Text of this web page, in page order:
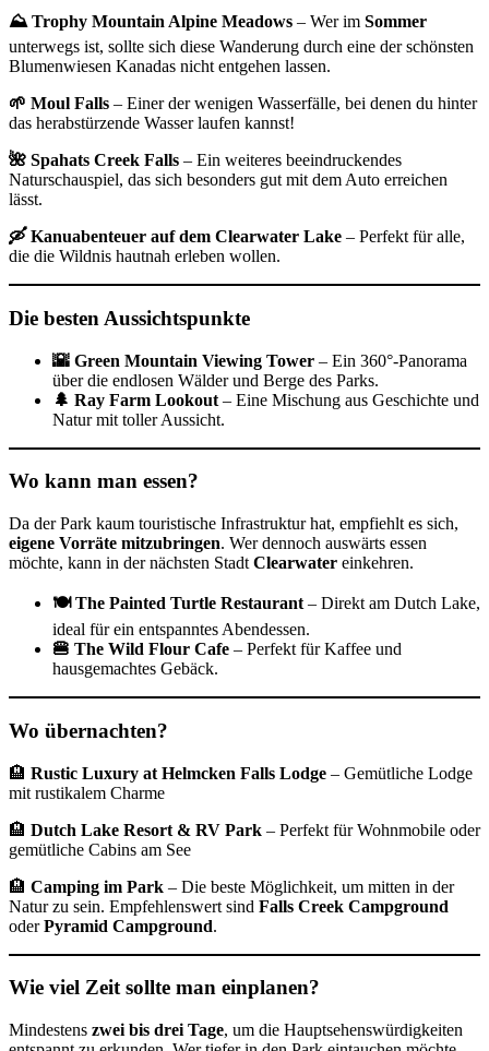
⛰ Trophy Mountain Alpine Meadows – Wer im Sommer
unterwegs ist, sollte sich diese Wanderung durch eine der schönsten
Blumenwiesen Kanadas nicht entgehen lassen.
🌱 Moul Falls – Einer der wenigen Wasserfälle, bei denen du hinter
das herabstürzende Wasser laufen kannst!
🌺 Spahats Creek Falls – Ein weiteres beeindruckendes
Naturschauspiel, das sich besonders gut mit dem Auto erreichen
lässt.
🛶 Kanuabenteuer auf dem Clearwater Lake – Perfekt für alle,
die die Wildnis hautnah erleben wollen.
Die besten Aussichtspunkte
🌇 Green Mountain Viewing Tower – Ein 360°-Panorama
über die endlosen Wälder und Berge des Parks.
🌲 Ray Farm Lookout – Eine Mischung aus Geschichte und
Natur mit toller Aussicht.
Wo kann man essen?
Da der Park kaum touristische Infrastruktur hat, empfiehlt es sich,
eigene Vorräte mitzubringen. Wer dennoch auswärts essen
möchte, kann in der nächsten Stadt Clearwater einkehren.
🍽 The Painted Turtle Restaurant – Direkt am Dutch Lake,
ideal für ein entspanntes Abendessen.
🍔 The Wild Flour Cafe – Perfekt für Kaffee und
hausgemachtes Gebäck.
Wo übernachten?
🏨 Rustic Luxury at Helmcken Falls Lodge – Gemütliche Lodge
mit rustikalem Charme
🏨 Dutch Lake Resort & RV Park – Perfekt für Wohnmobile oder
gemütliche Cabins am See
🏨 Camping im Park – Die beste Möglichkeit, um mitten in der
Natur zu sein. Empfehlenswert sind Falls Creek Campground
oderPyramid Campground.
Wie viel Zeit sollte man einplanen?
Mindestens zwei bis drei Tage, um die Hauptsehenswürdigkeiten